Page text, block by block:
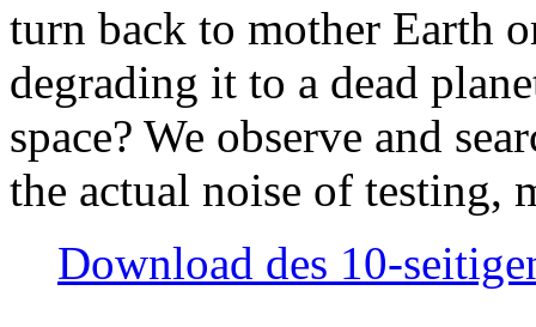
turn back to mother Earth
degrading it to a dead
space? We observe and
the actual noise of testing,
Download des 10-